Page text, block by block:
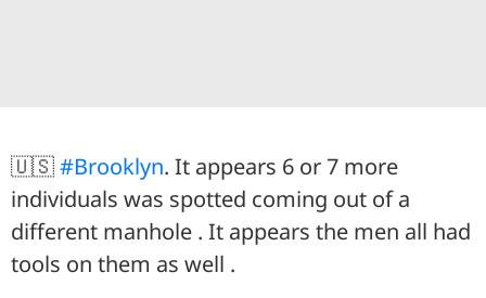
🇺🇸#Brooklyn. It appears 6 or 7 more
individuals was spotted coming out of a
different manhole . It appears the men all had
tools on them as well .